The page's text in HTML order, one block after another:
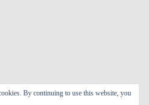
By continuing to use this website, you